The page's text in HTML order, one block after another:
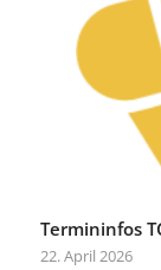
Termininfos
22. April 2026